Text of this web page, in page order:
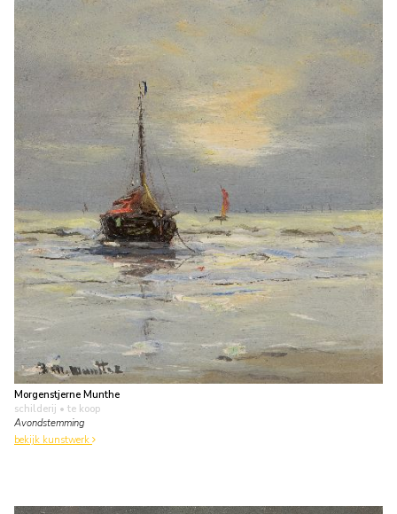
Morgenstjerne Munthe
schilderij • te koop
Avondstemming
bekijk kunstwerk